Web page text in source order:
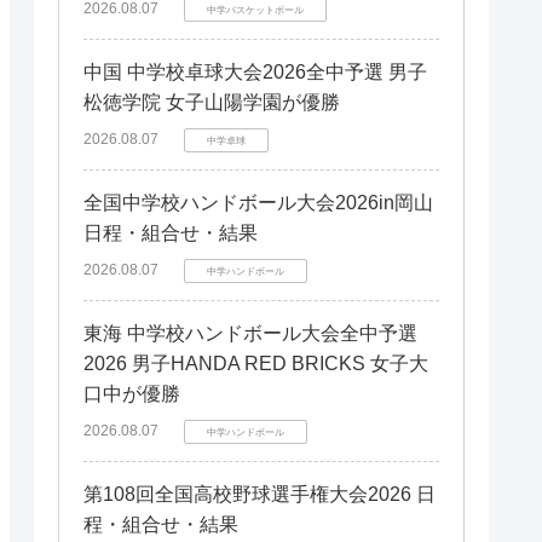
福井県
京都府
奈良県
岡山県
山口県
鳥取県
愛媛県
徳島県
九州エリア
福岡県
熊本県
長崎県
宮崎県
佐賀県
栃木県
石川県
福井県
静岡県
滋賀県
奈良県
中国エリア
岡山県
山口県
鳥取県
愛媛県
九州エリア
福岡県
熊本県
長崎県
大分県
佐賀県
2026.08.07 中学バスケットボール
中国 中学校卓球大会2026全中予選 男子
松徳学院 女子山陽学園が優勝
2026.08.07 中学卓球
全国中学校ハンドボール大会2026in岡山
日程・組合せ・結果
2026.08.07 中学ハンドボール
東海 中学校ハンドボール大会全中予選
2026 男子HANDA RED BRICKS 女子大
口中が優勝
2026.08.07 中学ハンドボール
第108回全国高校野球選手権大会2026 日
程・組合せ・結果